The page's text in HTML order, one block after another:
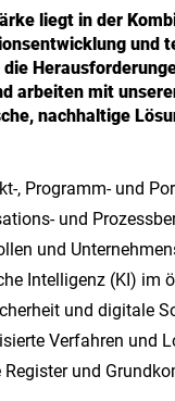
liegt in der
und
arbeiten mit
nachhaltige
, Programm- und
und
und
Intelligenz (KI) im
und digitale
Verfahren und
Register und